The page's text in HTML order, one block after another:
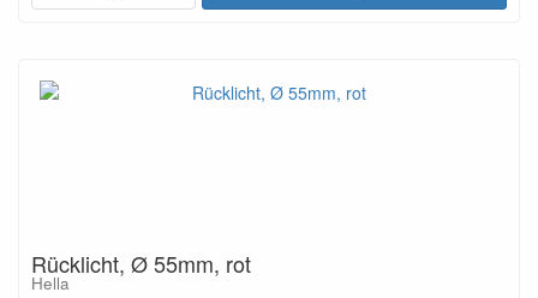
Rücklicht, Ø 55mm, rot
Hella